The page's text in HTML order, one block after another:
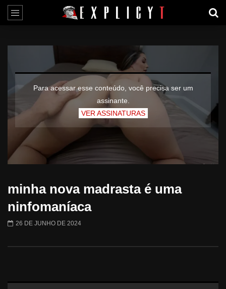
Para acessar esse conteúdo, você precisa ser um
assinante.
VER ASSINATURAS
minha nova madrasta é uma
ninfomaníaca
26 DE JUNHO DE 2024